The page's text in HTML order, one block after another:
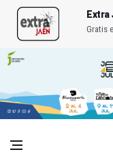
Extra
Gratis